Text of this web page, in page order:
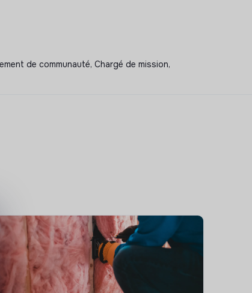
de communauté, Chargé de mission,